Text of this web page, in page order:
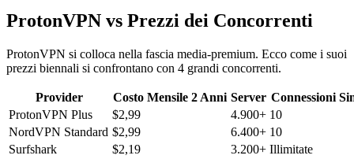
ProtonVPN vs Prezzi dei Concorrenti
ProtonVPN si colloca nella fascia media-premium. Ecco come i suoi
prezzi biennali si confrontano con 4 grandi concorrenti.
Provider Costo Mensile 2 Anni Server Connessioni
ProtonVPN Plus
$2,99 4.900+ 10
NordVPN Standard $2,99 6.400+ 10
Surfshark
$2,19 3.200+ Illimitate